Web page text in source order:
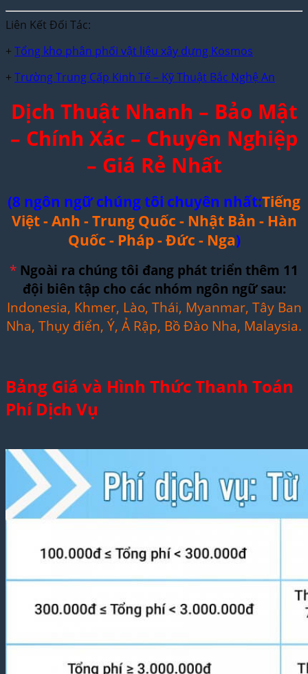
Liên Kết Đối Tác:
+ Tổng kho phân phối vật liệu xây dựng Kosmos
+ Trường Trung Cấp Kinh Tế – Kỹ Thuật Bắc Nghệ An
Dịch Thuật Nhanh – Bảo Mật
– Chính Xác – Chuyên Nghiệp
– Giá Rẻ Nhất
(8 ngôn ngữ chúng tôi chuyên nhất:Tiếng
Việt - Anh - Trung Quốc - Nhật Bản - Hàn
Quốc - Pháp - Đức - Nga)
* Ngoài ra chúng tôi đang phát triển thêm 11
đội biên tập cho các nhóm ngôn ngữ sau:
Indonesia, Khmer, Lào, Thái, Myanmar, Tây Ban
Nha, Thụy điển, Ý, Ả Rập, Bồ Đào Nha, Malaysia.
Bảng Giá và Hình Thức Thanh Toán
Phí Dịch Vụ